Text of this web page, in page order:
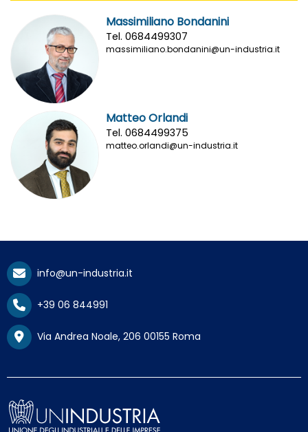
Massimiliano Bondanini
Tel. 0684499307
massimiliano.bondanini@un-industria.it
Matteo Orlandi
Tel. 0684499375
matteo.orlandi@un-industria.it
info@un-industria.it
+39 06 844991
Via Andrea Noale, 206 00155 Roma